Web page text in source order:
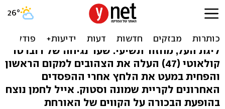
מכבי ת"א חזרה לפסגה,
ליגת העל, מחזור תשיעי: שער נגיחה של רוברטו
קולאוטי (47) העלה את הצהובים למקום הראשון
והפחית במעט את הלחץ אחרי ההפסדים
האחרונים לקריית שמונה וסטוק. אייל לחמן נוצח
בהופעת הבכורה על הקווים של האורחת